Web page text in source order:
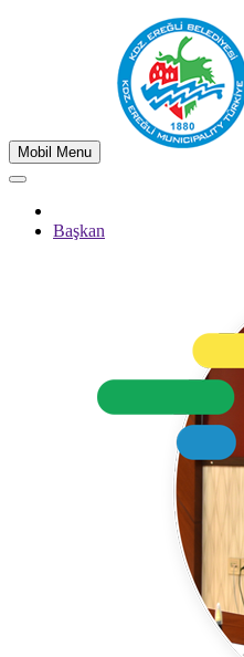
Mobil Menu
Başkan